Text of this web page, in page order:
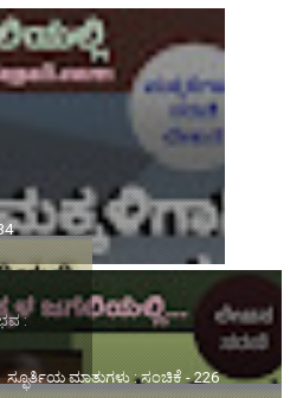
ಸ್ಫೂರ್ತಿಯ ಮಾತುಗಳು : ಸಂಚಿಕೆ -